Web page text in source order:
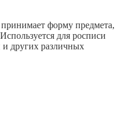
форму предмета,
Используется для росписи
и других различных